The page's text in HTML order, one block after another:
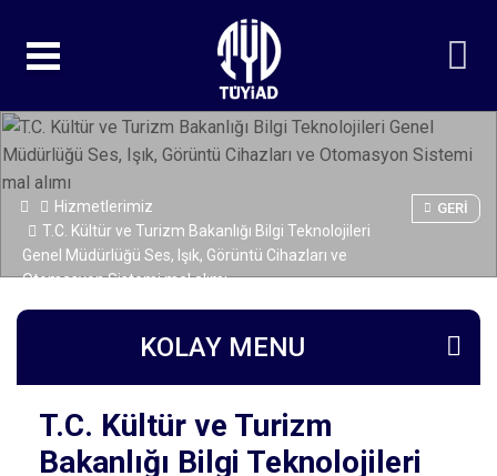
Hizmetlerimiz
T.C. Kültür ve Turizm Bakanlığı Bilgi Teknolojileri
Genel Müdürlüğü Ses, Işık, Görüntü Cihazları ve
Otomasyon Sistemi mal alımı
GERI
KOLAY MENU
T.C. Kültür ve Turizm
Bakanlığı Bilgi Teknolojileri